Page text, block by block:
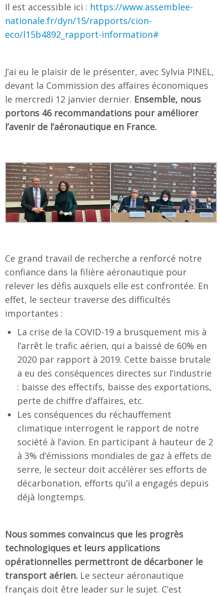
Il est accessible ici : https://www.assemblee-
nationale.fr/dyn/15/rapports/cion-
eco/l15b4892_rapport-information#
J’ai eu le plaisir de le présenter, avec Sylvia PINEL,
devant la Commission des affaires économiques
le mercredi 12 janvier dernier. Ensemble, nous
portons 46 recommandations pour améliorer
l’avenir de l’aéronautique en France.
Ce grand travail de recherche a renforcé notre
confiance dans la filière aéronautique pour
relever les défis auxquels elle est confrontée. En
effet, le secteur traverse des difficultés
importantes :
La crise de la COVID-19 a brusquement mis à
l’arrêt le trafic aérien, qui a baissé de 60% en
2020 par rapport à 2019. Cette baisse brutale
a eu des conséquences directes sur l’industrie
: baisse des effectifs, baisse des exportations,
perte de chiffre d’affaires, etc.
Les conséquences du réchauffement
climatique interrogent le rapport de notre
société à l’avion. En participant à hauteur de 2
à 3% d’émissions mondiales de gaz à effets de
serre, le secteur doit accélérer ses efforts de
décarbonation, efforts qu’il a engagés depuis
déjà longtemps.
Nous sommes convaincus que les progrès
technologiques et leurs applications
opérationnelles permettront de décarboner le
transport aérien. Le secteur aéronautique
français doit être leader sur le sujet. C’est